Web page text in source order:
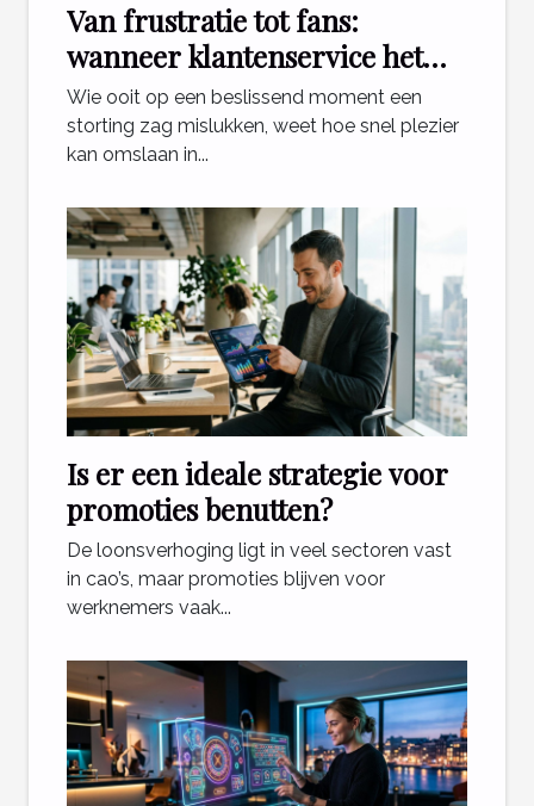
Van frustratie tot fans:
wanneer klantenservice het
verschil maakt voor gokkers
Wie ooit op een beslissend moment een
storting zag mislukken, weet hoe snel plezier
kan omslaan in...
Is er een ideale strategie voor
promoties benutten?
De loonsverhoging ligt in veel sectoren vast
in cao’s, maar promoties blijven voor
werknemers vaak...